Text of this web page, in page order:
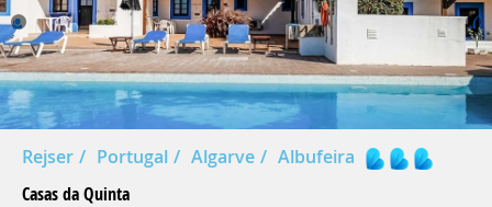
Prev
Rejser Portugal Algarve
Albufeira
Casas da Quinta